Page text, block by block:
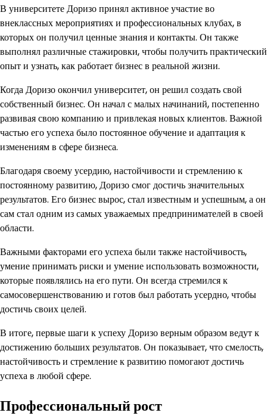
В университете Доризо принял активное участие во
внеклассных мероприятиях и профессиональных клубах, в
которых он получил ценные знания и контакты. Он также
выполнял различные стажировки, чтобы получить практический
опыт и узнать, как работает бизнес в реальной жизни.
Когда Доризо окончил университет, он решил создать свой
собственный бизнес. Он начал с малых начинаний, постепенно
развивая свою компанию и привлекая новых клиентов. Важной
частью его успеха было постоянное обучение и адаптация к
изменениям в сфере бизнеса.
Благодаря своему усердию, настойчивости и стремлению к
постоянному развитию, Доризо смог достичь значительных
результатов. Его бизнес вырос, стал известным и успешным, а он
сам стал одним из самых уважаемых предпринимателей в своей
области.
Важными факторами его успеха были также настойчивость,
умение принимать риски и умение использовать возможности,
которые появлялись на его пути. Он всегда стремился к
самосовершенствованию и готов был работать усердно, чтобы
достичь своих целей.
В итоге, первые шаги к успеху Доризо верным образом ведут к
достижению больших результатов. Он показывает, что смелость,
настойчивость и стремление к развитию помогают достичь
успеха в любой сфере.
Профессиональный рост